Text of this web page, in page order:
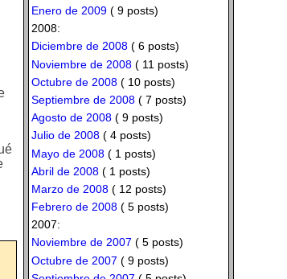
Enero de 2009( 9 posts)
2008:
Diciembre de 2008( 6 posts)
Noviembre de 2008( 11 posts)
Octubre de 2008( 10 posts)
Septiembre de 2008( 7 posts)
Agosto de 2008( 9 posts)
Julio de 2008( 4 posts)
Mayo de 2008( 1 posts)
Abril de 2008( 1 posts)
Marzo de 2008( 12 posts)
Febrero de 2008( 5 posts)
2007:
Noviembre de 2007 ( 5 posts)
Octubre de 2007 ( 9 posts)